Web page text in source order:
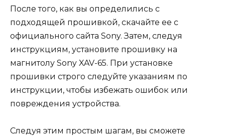
После того, как вы определились с
подходящей прошивкой, скачайте ее с
официального сайта Sony. Затем, следуя
инструкциям, установите прошивку на
магнитолу Sony XAV-65. При установке
прошивки строго следуйте указаниям по
инструкции, чтобы избежать ошибок или
повреждения устройства.
Следуя этим простым шагам, вы сможете